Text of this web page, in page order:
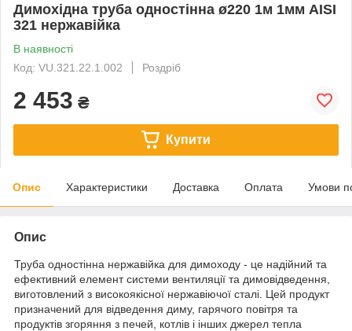
Димохідна труба одностінна ø220 1м 1мм AISI
321 нержавійка
В наявності
Код: VU.321.22.1.002
Роздріб
2 453 ₴
Купити
Опис Характеристики Доставка Оплата Умови
Опис
Труба одностінна нержавійка для димоходу - це надійний та
ефективний елемент системи вентиляції та димовідведення,
виготовлений з високоякісної нержавіючої сталі. Цей продукт
призначений для відведення диму, гарячого повітря та
продуктів згоряння з печей, котлів і інших джерел тепла